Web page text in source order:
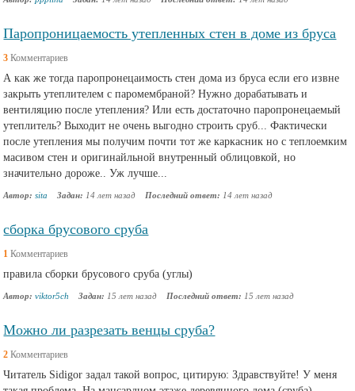
Паропроницаемость утепленных стен в доме из бруса
3 Комментариев
А как же тогда паропронецаимость стен дома из бруса если его извне
закрыть утеплителем с паромембраной? Нужно дорабатывать и
вентиляцию после утепления? Или есть достаточно паропронецаемый
утеплитель? Выходит не очень выгодно строить сруб... Фактически
после утепления мы получим почти тот же каркасник но с теплоемким
масивом стен и оригинайльной внутренный облицовкой, но
значительно дороже.. Уж лучше...
Автор: sita Задан: 14 лет назад Последний ответ: 14 лет назад
сборка брусового сруба
1 Комментариев
правила сборки брусового сруба (углы)
Автор: viktor5ch Задан: 15 лет назад Последний ответ: 15 лет назад
Можно ли разрезать венцы сруба?
2 Комментариев
Читатель Sidigor задал такой вопрос, цитирую: Здравствуйте! У меня